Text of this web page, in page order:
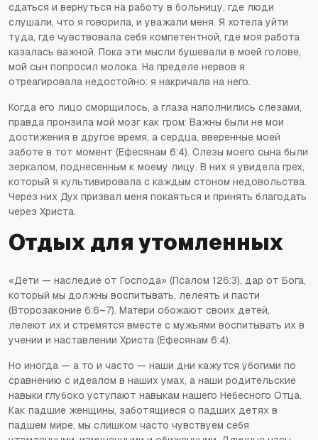
сдаться и вернуться на работу в больницу, где люди
слушали, что я говорила, и уважали меня. Я хотела уйти
туда, где чувствовала себя компетентной, где моя работа
казалась важной. Пока эти мысли бушевали в моей голове,
мой сын попросил молока. На пределе нервов я
отреагировала недостойно: я накричала на него.
Когда его лицо сморщилось, а глаза наполнились слезами,
правда пронзила мой мозг как гром: Важны были не мои
достижения в другое время, а сердца, вверенные моей
заботе в тот момент (Ефесянам 6:4). Слезы моего сына были
зеркалом, поднесенным к моему лицу. В них я увидела грех,
который я культивировала с каждым стоном недовольства.
Через них Дух призвал меня покаяться и принять благодать
через Христа.
Отдых для утомленных
«Дети — наследие от Господа» (Псалом 126:3), дар от Бога,
который мы должны воспитывать, лелеять и пасти
(Второзаконие 6:6–7). Матери обожают своих детей,
лелеют их и стремятся вместе с мужьями воспитывать их в
учении и наставлении Христа (Ефесянам 6:4).
Но иногда — а то и часто — наши дни кажутся убогими по
сравнению с идеалом в наших умах, а наши родительские
навыки глубоко уступают навыкам нашего Небесного Отца.
Как падшие женщины, заботящиеся о падших детях в
падшем мире, мы слишком часто чувствуем себя